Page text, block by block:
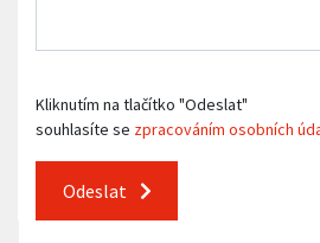
Kliknutím na tlačítko "Odeslat"
souhlasíte se zpracováním osobních
Odeslat